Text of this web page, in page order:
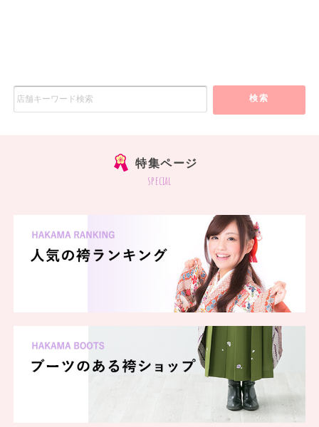
検索
特集ページ
special